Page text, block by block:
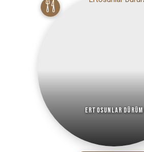
Ertosunlar Dürüm